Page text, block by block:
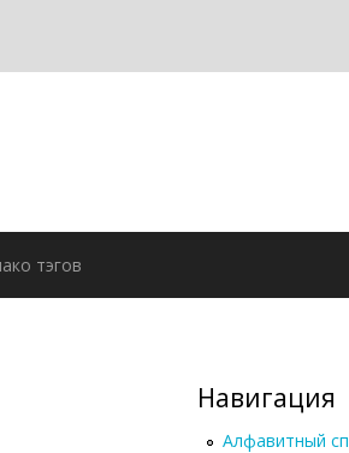
тэгов
Навигация
Алфавитный